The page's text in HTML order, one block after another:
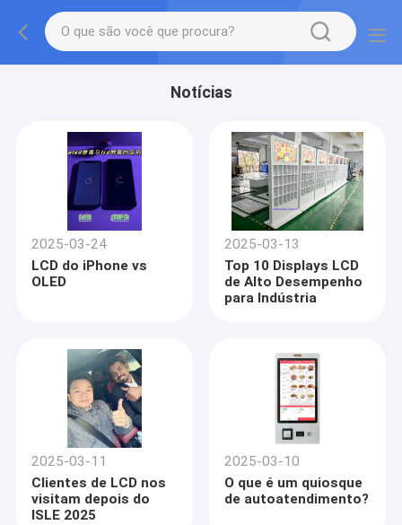
Notícias
2025-03-24
LCD do iPhone vs
OLED
2025-03-13
Top 10 Displays LCD
de Alto Desempenho
para Indústria
2025-03-11
Clientes de LCD nos
visitam depois do
ISLE 2025
2025-03-10
O que é um quiosque
de autoatendimento?